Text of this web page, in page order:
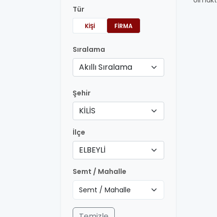
Tür
KIŞI FIRMA
Sıralama
Akıllı Sıralama
Şehir
KİLİS
İlçe
ELBEYLİ
Semt / Mahalle